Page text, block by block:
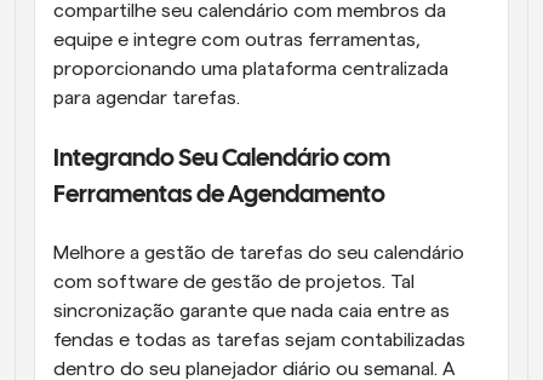
compartilhe seu calendário com membros da
equipe e integre com outras ferramentas,
proporcionando uma plataforma centralizada
para agendar tarefas.
Integrando Seu Calendário com
Ferramentas de Agendamento
Melhore a gestão de tarefas do seu calendário
com software de gestão de projetos. Tal
sincronização garante que nada caia entre as
fendas e todas as tarefas sejam contabilizadas
dentro do seu planejador diário ou semanal. A